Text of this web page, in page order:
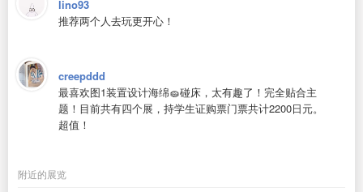
lino93
推荐两个人去玩更开心！
creepddd
最喜欢图1装置设计海绵🧽碰床，太有趣了！完全贴合主
题！目前共有四个展，持学生证购票门票共计2200日元。
超值！
附近的展览